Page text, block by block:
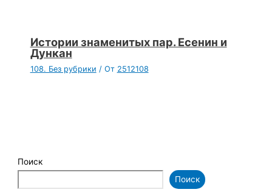
Истории знаменитых пар. Есенин и
Дункан
108. Без рубрики / От 2512108
Поиск
Поиск